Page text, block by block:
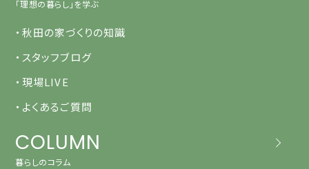
「理想の暮らし」を学ぶ
・秋田の家づくりの知識
・スタッフブログ
・現場LIVE
・よくあるご質問
COLUMN
暮らしのコラム